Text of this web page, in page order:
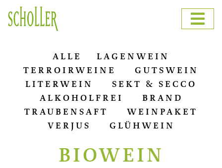
ALLE
LAGENWEIN
TERROIRWEINE
GUTSWEIN
LITERWEIN
SEKT & SECCO
ALKOHOLFREI
BRAND
TRAUBENSAFT
WEINPAKET
VERJUS
GLÜHWEIN
BIOWEIN